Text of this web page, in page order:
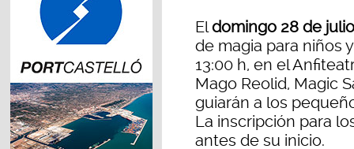
Eldomingo 28 de julio
de magia para niños
13:00 h, en el
Mago Reolid, Magic
guiarán a los
La inscripción para
antes de su inicio.